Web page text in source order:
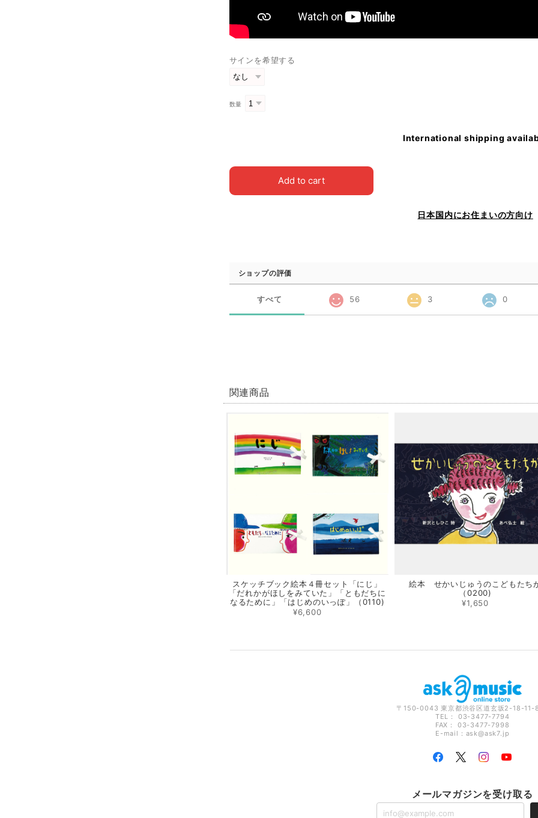
サインを希望する
数量
International shipping
Add to cart
日本国内にお住まいの方向け
ショップの評価
すべて 56 3 0
関連商品
スケッチブック絵本４冊セット「にじ」
「だれかがほしをみていた」「ともだちに
なるために」「はじめのいっぽ」（0110)
¥6,600
絵本 せかいじゅうのこどもたち
（0200)
¥1,650
〒150-0043 東京都渋谷区道玄坂2-18-11-
TEL： 03-3477-7794
FAX： 03-3477-7998
E-mail： ask@ask7.jp
メールマガジンを受け取る